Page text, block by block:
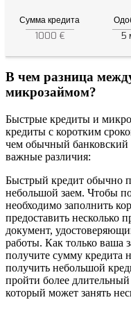
Сумма кредита
1000 € 5
В чем разница
микрозаймом?
Быстрые кредиты и
кредиты с коротким
чем обычный банковский
важные различия:
Быстрый кредит обычно
небольшой заем. Чтобы
необходимо заполнить
предоставить несколько
документ,
работы. Как только ваша
получите сумму кредита
получить небольшой
пройти более
который может занять